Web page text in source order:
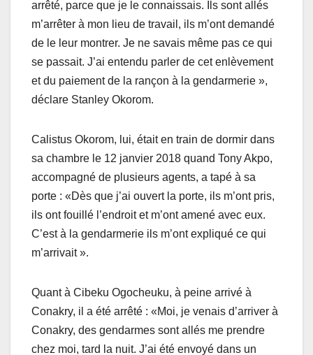
arrêté, parce que je le connaissais. Ils sont allés
m’arrêter à mon lieu de travail, ils m’ont demandé
de le leur montrer. Je ne savais même pas ce qui
se passait. J’ai entendu parler de cet enlèvement
et du paiement de la rançon à la gendarmerie »,
déclare Stanley Okorom.
Calistus Okorom, lui, était en train de dormir dans
sa chambre le 12 janvier 2018 quand Tony Akpo,
accompagné de plusieurs agents, a tapé à sa
porte : «Dès que j’ai ouvert la porte, ils m’ont pris,
ils ont fouillé l’endroit et m’ont amené avec eux.
C’est à la gendarmerie ils m’ont expliqué ce qui
m’arrivait ».
Quant à Cibeku Ogocheuku, à peine arrivé à
Conakry, il a été arrêté : «Moi, je venais d’arriver à
Conakry, des gendarmes sont allés me prendre
chez moi, tard la nuit. J’ai été envoyé dans un